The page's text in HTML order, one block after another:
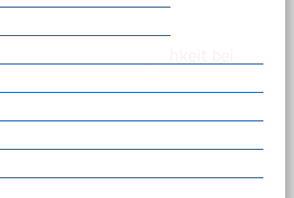
mit Gewinnmöglichkeit bei
stellen es online zum